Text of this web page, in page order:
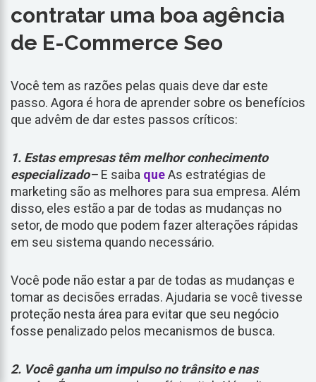
contratar uma boa agência
de E-Commerce Seo
Você tem as razões pelas quais deve dar este
passo. Agora é hora de aprender sobre os benefícios
que advêm de dar estes passos críticos:
1. Estas empresas têm melhor conhecimento
especializado– E saiba queAs estratégias de
marketing são as melhores para sua empresa. Além
disso, eles estão a par de todas as mudanças no
setor, de modo que podem fazer alterações rápidas
em seu sistema quando necessário.
Você pode não estar a par de todas as mudanças e
tomar as decisões erradas. Ajudaria se você tivesse
proteção nesta área para evitar que seu negócio
fosse penalizado pelos mecanismos de busca.
2. Você ganha um impulso no trânsito e nas